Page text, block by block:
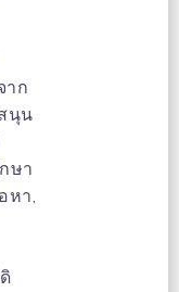
าก
นุน
ษา
หา,